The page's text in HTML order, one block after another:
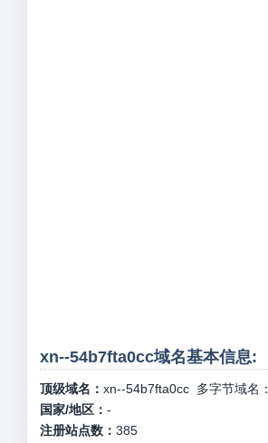
xn--54b7fta0cc域名基本信息:
顶级域名： xn--54b7fta0cc多字节域名：
国家/地区： -
注册站点数： 385